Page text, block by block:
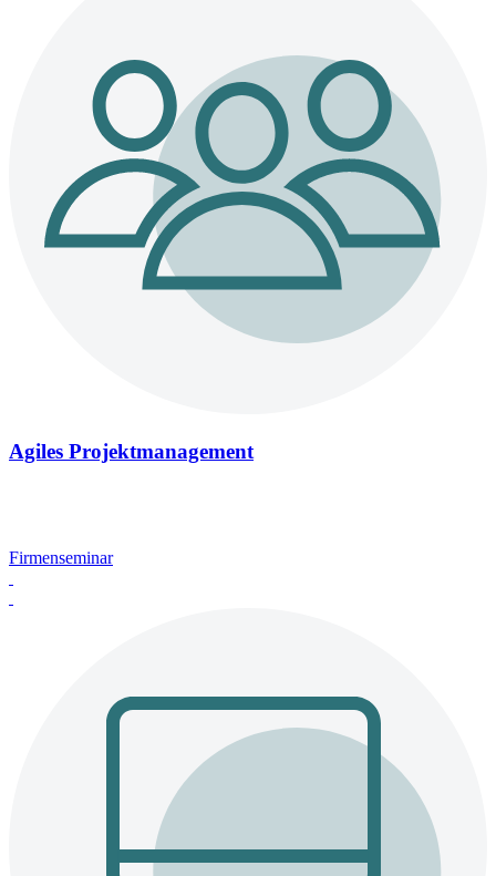
Agiles Projektmanagement
Firmenseminar